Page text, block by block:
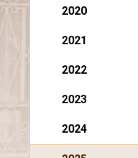
2020
2021
2022
2023
2024